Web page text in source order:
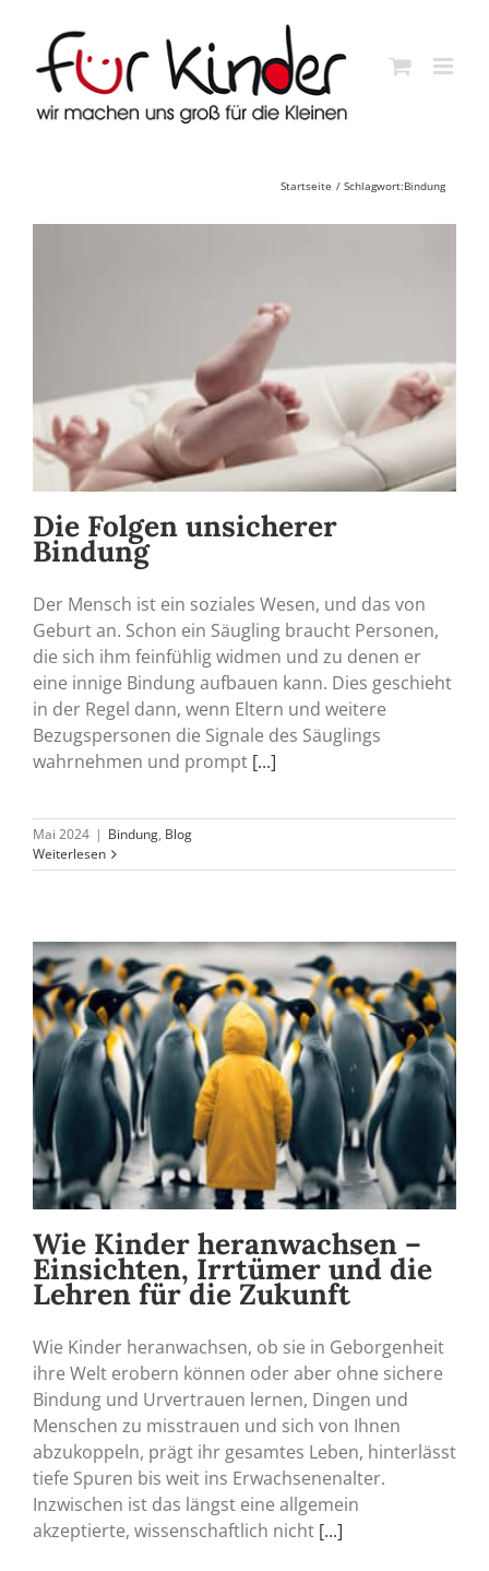
content
Startseite Schlagwort:Bindung
Die Folgen unsicherer
Bindung
Der Mensch ist ein soziales Wesen, und das von
Geburt an. Schon ein Säugling braucht Personen,
die sich ihm feinfühlig widmen und zu denen er
eine innige Bindung aufbauen kann. Dies geschieht
in der Regel dann, wenn Eltern und weitere
Bezugspersonen die Signale des Säuglings
wahrnehmen und prompt [...]
Mai 2024 | Bindung, Blog
Weiterlesen
Wie Kinder heranwachsen –
Einsichten, Irrtümer und die
Lehren für die Zukunft
Wie Kinder heranwachsen, ob sie in Geborgenheit
ihre Welt erobern können oder aber ohne sichere
Bindung und Urvertrauen lernen, Dingen und
Menschen zu misstrauen und sich von Ihnen
abzukoppeln, prägt ihr gesamtes Leben, hinterlässt
tiefe Spuren bis weit ins Erwachsenenalter.
Inzwischen ist das längst eine allgemein
akzeptierte, wissenschaftlich nicht [...]